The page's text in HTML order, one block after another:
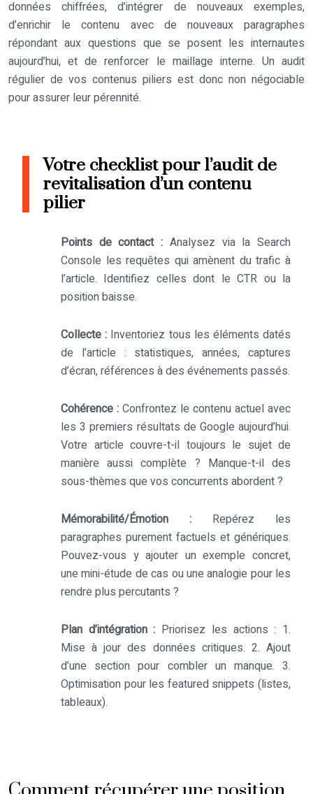
données chiffrées, d’intégrer de nouveaux exemples,
d’enrichir le contenu avec de nouveaux paragraphes
répondant aux questions que se posent les internautes
aujourd’hui, et de renforcer le maillage interne. Un audit
régulier de vos contenus piliers est donc non négociable
pour assurer leur pérennité.
Votre checklist pour l’audit de
revitalisation d’un contenu
pilier
Points de contact : Analysez via la Search
Console les requêtes qui amènent du trafic à
l’article. Identifiez celles dont le CTR ou la
position baisse.
Collecte : Inventoriez tous les éléments datés
de l’article : statistiques, années, captures
d’écran, références à des événements passés.
Cohérence : Confrontez le contenu actuel avec
les 3 premiers résultats de Google aujourd’hui.
Votre article couvre-t-il toujours le sujet de
manière aussi complète ? Manque-t-il des
sous-thèmes que vos concurrents abordent ?
Mémorabilité/Émotion : Repérez les
paragraphes purement factuels et génériques.
Pouvez-vous y ajouter un exemple concret,
une mini-étude de cas ou une analogie pour les
rendre plus percutants ?
Plan d’intégration : Priorisez les actions : 1.
Mise à jour des données critiques. 2. Ajout
d’une section pour combler un manque. 3.
Optimisation pour les featured snippets (listes,
tableaux).